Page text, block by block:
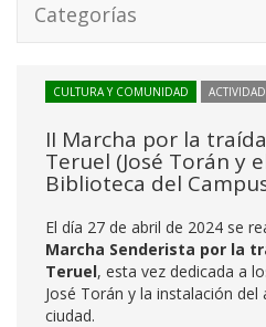
Categorías
CULTURA Y COMUNIDAD
II Marcha por la
Teruel (José Torán y
Biblioteca del
El día 27 de abril de 2024 se
Marcha Senderista por la
Teruel, esta vez dedicada a
José Torán y la instalación
ciudad.